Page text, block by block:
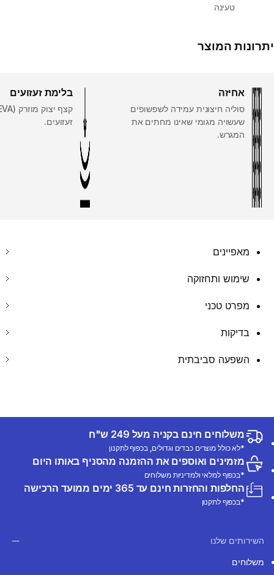
טעינה
יתרונות המוצר
אחיזה
סוליה חיצונית עמידה לשפשופים
שעשויה מגומי שאינו מחתים את
המגרש.
בלימת זעזועים
זעזועים.
מאפיינים
שימוש ותחזוקה
מפרט טכני
בדיקות
השפעה סביבתית
משלוחים חינם בקניה מעל 249 ש"ח
*לא כולל מוצרים כבדים וגדולים, בכפוף לתקנון
מזמינים ואוספים את ההזמנה מהסניף באותו היום
*בכפוף למלאי ולמדיניות משלוחים
החלפות והחזרות חינם עד 365 ימים ממועד הרכישה
*בכפוף לתקנון
השירותים שלנו
משלוחים